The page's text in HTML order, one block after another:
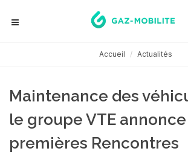
Accueil Actualités
Maintenance des
le groupe VTE
premières Rencontres